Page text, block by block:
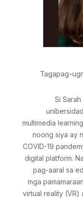
Tagapag-
Si
multimedia
noong siya ay
COVID-19
digital platform.
pag-aaral sa
mga
virtual reality (VR)